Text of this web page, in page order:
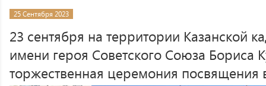
25 Сентября 2023
23 сентября на территории Казанской
имени героя Советского Союза Бориса
торжественная церемония посвящения